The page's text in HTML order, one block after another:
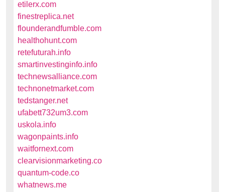
etilerx.com
finestreplica.net
flounderandfumble.com
healthohunt.com
retefuturah.info
smartinvestinginfo.info
technewsalliance.com
technonetmarket.com
tedstanger.net
ufabett732um3.com
uskola.info
wagonpaints.info
waitfornext.com
clearvisionmarketing.co
quantum-code.co
whatnews.me